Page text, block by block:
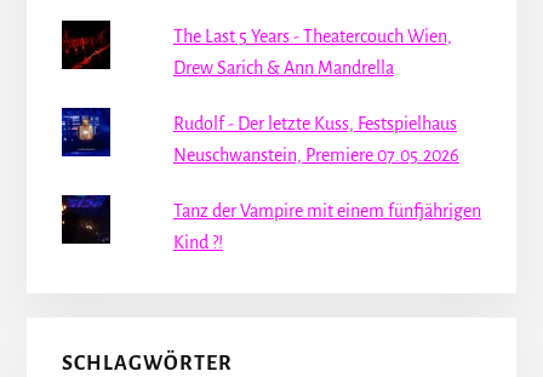
The Last 5 Years - Theatercouch Wien,
Drew Sarich & Ann Mandrella
Rudolf - Der letzte Kuss, Festspielhaus
Neuschwanstein, Premiere 07.05.2026
Tanz der Vampire mit einem fünfjährigen
Kind ?!
SCHLAGWÖRTER